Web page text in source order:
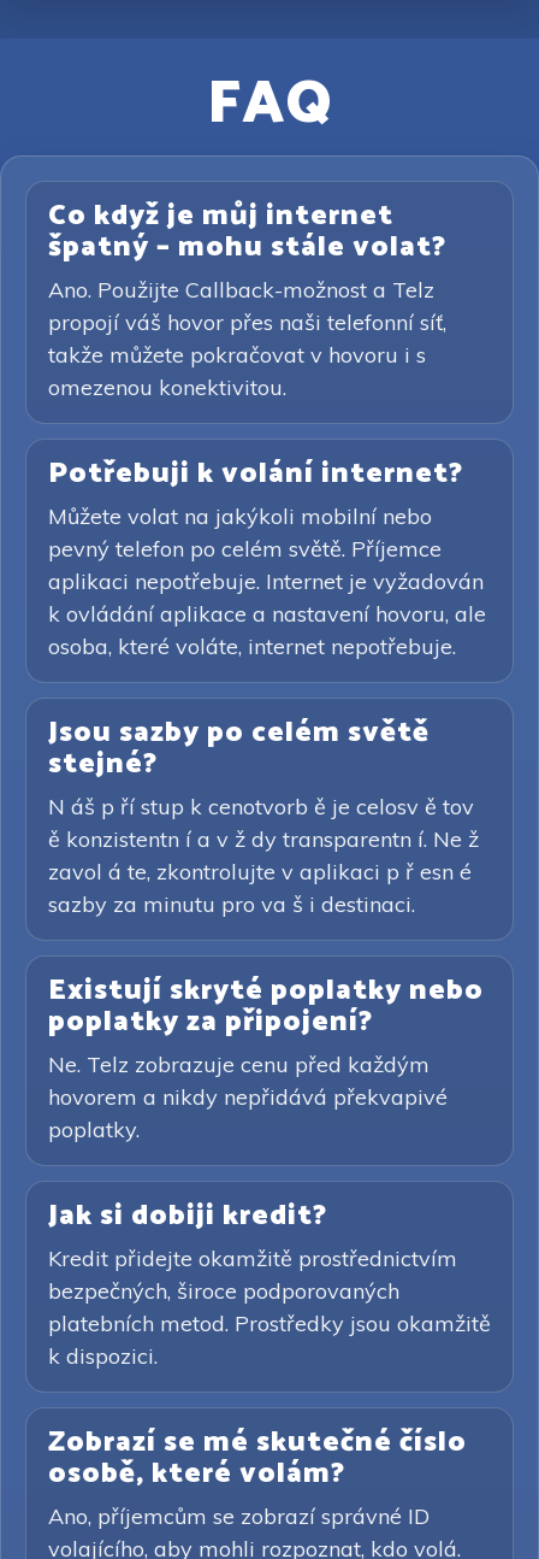
FAQ
Co když je můj internet
špatný – mohu stále volat?
Ano. Použijte Callback-možnost a Telz
propojí váš hovor přes naši telefonní síť,
takže můžete pokračovat v hovoru i s
omezenou konektivitou.
Potřebuji k volání internet?
Můžete volat na jakýkoli mobilní nebo
pevný telefon po celém světě. Příjemce
aplikaci nepotřebuje. Internet je vyžadován
k ovládání aplikace a nastavení hovoru, ale
osoba, které voláte, internet nepotřebuje.
Jsou sazby po celém světě
stejné?
N áš p ří stup k cenotvorb ě je celosv ě tov
ě konzistentn í a v ž dy transparentn í. Ne ž
zavol á te, zkontrolujte v aplikaci p ř esn é
sazby za minutu pro va š i destinaci.
Existují skryté poplatky nebo
poplatky za připojení?
Ne. Telz zobrazuje cenu před každým
hovorem a nikdy nepřidává překvapivé
poplatky.
Jak si dobiji kredit?
Kredit přidejte okamžitě prostřednictvím
bezpečných, široce podporovaných
platebních metod. Prostředky jsou okamžitě
k dispozici.
Zobrazí se mé skutečné číslo
osobě, které volám?
Ano, příjemcům se zobrazí správné ID
volajícího, aby mohli rozpoznat, kdo volá.